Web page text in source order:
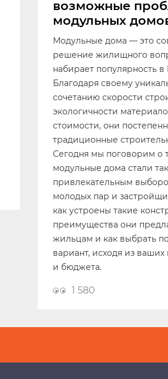
возможные
модульных
Модульные дома — это
решение жилищного
набирает популярность
Благодаря своему
сочетанию скорости
экологичности
стоимости, они
традиционные
Сегодня мы поговорим о
модульные дома стали
привлекательным
молодых пар и
как устроены такие
преимущества они
жильцам и как выбрать
вариант, исходя из ваших
и бюджета.
1 580